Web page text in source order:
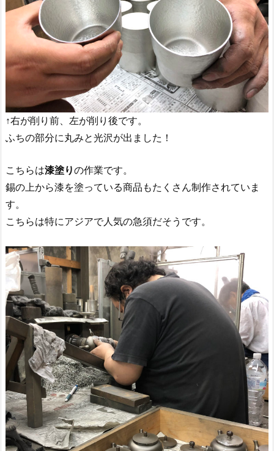
↑右が削り前、左が削り後です。
ふちの部分に丸みと光沢が出ました！
こちらは漆塗りの作業です。
錫の上から漆を塗っている商品もたくさん制作されていま
す。
こちらは特にアジアで人気の急須だそうです。